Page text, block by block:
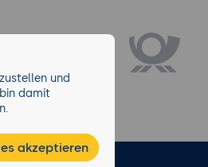
und
damit
akzeptieren